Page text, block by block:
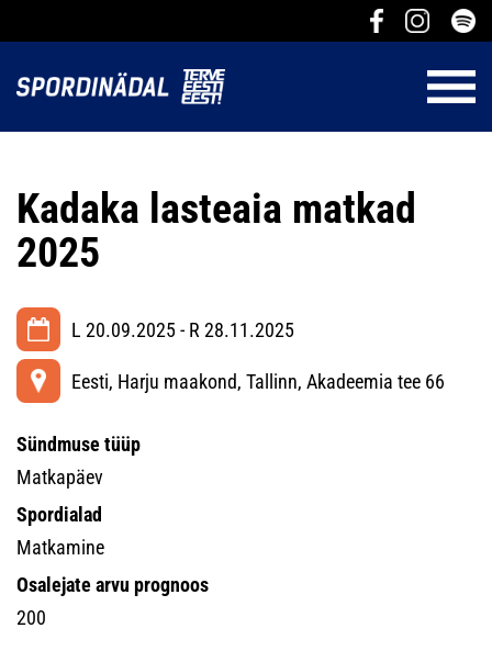
Kadaka lasteaia matkad
2025
L 20.09.2025 - R 28.11.2025
Eesti, Harju maakond, Tallinn, Akadeemia tee 66
Sündmuse tüüp
Matkapäev
Spordialad
Matkamine
Osalejate arvu prognoos
200